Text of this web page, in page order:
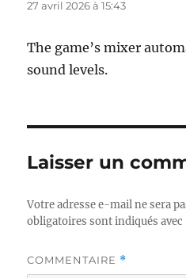
27 avril 2026 à 15:43
The game’s mixer
sound levels.
Laisser un
Votre adresse e-mail ne sera
obligatoires sont indiqués avec
COMMENTAIRE *